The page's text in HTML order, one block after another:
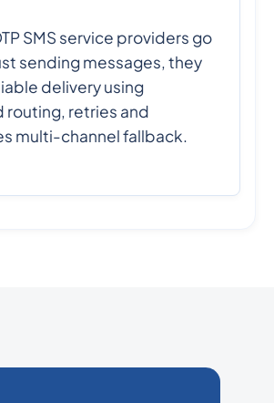
SMS service providers go
sending messages, they
delivery using
routing, retries and
multi-channel fallback.